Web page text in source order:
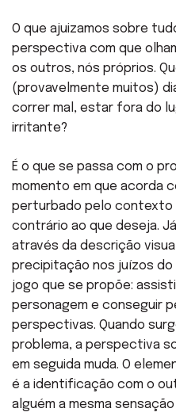
O que ajuizamos sobre
perspectiva com que
os outros, nós próprios.
(provavelmente muitos)
correr mal, estar fora do
irritante?
É o que se passa com o
momento em que acorda
perturbado pelo contexto
contrário ao que deseja.
através da descrição
precipitação nos juízos do
jogo que se propõe:
personagem e conseguir
perspectivas. Quando
problema, a perspectiva
em seguida muda. O
é a identificação com o
alguém a mesma